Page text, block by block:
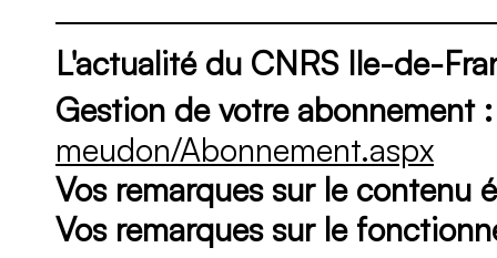
L'actualité du CNRS Ile-de-
Gestion de votre abonnement :
meudon/Abonnement.aspx
Vos remarques sur le contenu
Vos remarques sur le